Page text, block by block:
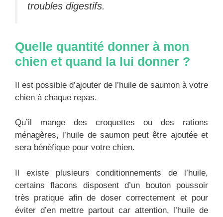
troubles digestifs.
Quelle quantité donner à mon
chien et quand la lui donner ?
Il est possible d’ajouter de l’huile de saumon à votre
chien à chaque repas.
Qu’il mange des croquettes ou des rations
ménagères, l’huile de saumon peut être ajoutée et
sera bénéfique pour votre chien.
Il existe plusieurs conditionnements de l’huile,
certains flacons disposent d’un bouton poussoir
très pratique afin de doser correctement et pour
éviter d’en mettre partout car attention, l’huile de